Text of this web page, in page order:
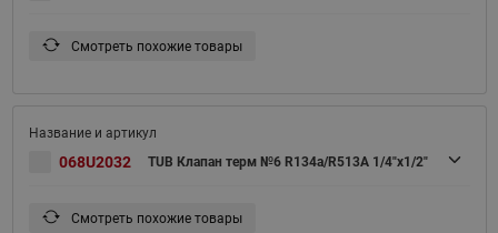
Смотреть похожие товары
068U2032 TUB Клапан терм №6 R134a/R513A 1/4"x1/2"
Смотреть похожие товары